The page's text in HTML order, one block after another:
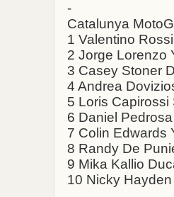
-
Catalunya
1 Valentino
2 Jorge Lorenzo
3 Casey Stoner
4 Andrea
5 Loris
6 Daniel
7 Colin Edwards
8 Randy De
9 Mika Kallio
10 Nicky